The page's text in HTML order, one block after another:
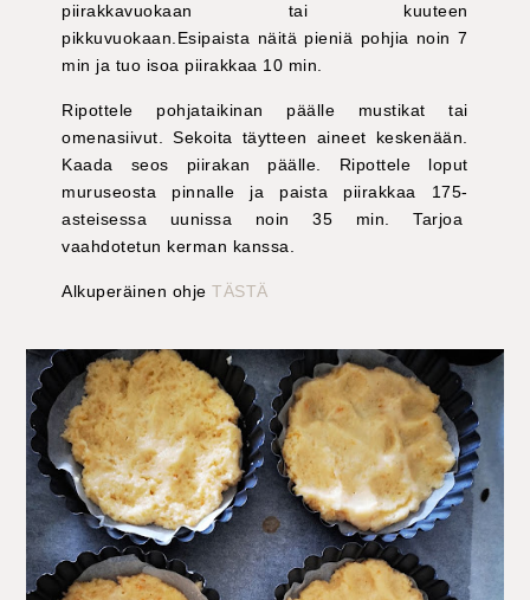
piirakkavuokaan tai kuuteen
pikkuvuokaan.Esipaista näitä pieniä pohjia noin 7
min ja tuo isoa piirakkaa 10 min.
Ripottele pohjataikinan päälle mustikat tai
omenasiivut. Sekoita täytteen aineet keskenään.
Kaada seos piirakan päälle. Ripottele loput
muruseosta pinnalle ja paista piirakkaa 175-
asteisessa uunissa noin 35 min. Tarjoa
vaahdotetun kerman kanssa.
Alkuperäinen ohjeTÄSTÄ